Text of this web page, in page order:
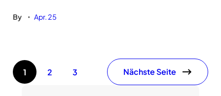
By • Apr. 25
1 2 3 Nächste Seite